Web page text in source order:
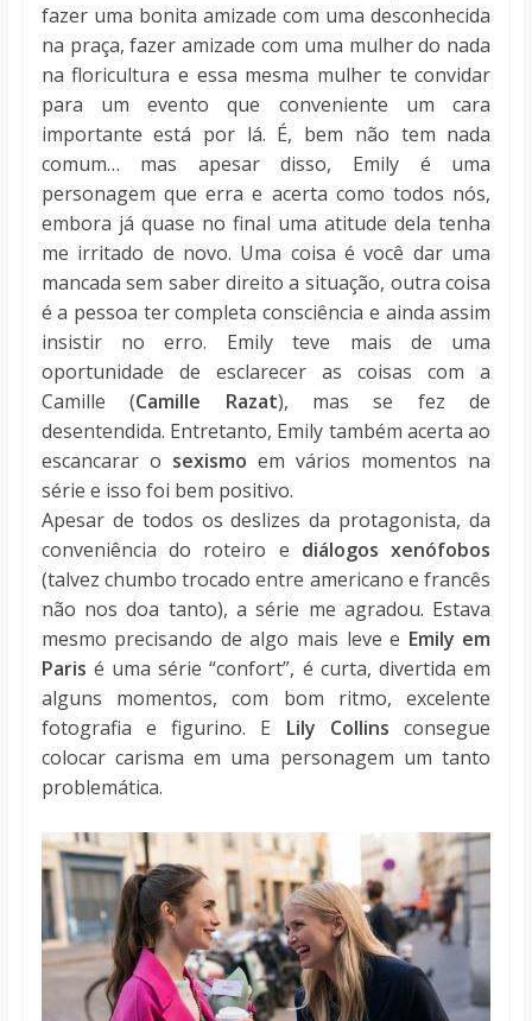
fazer uma bonita amizade com uma desconhecida
na praça, fazer amizade com uma mulher do nada
na floricultura e essa mesma mulher te convidar
para um evento que conveniente um cara
importante está por lá. É, bem não tem nada
comum… mas apesar disso, Emily é uma
personagem que erra e acerta como todos nós,
embora já quase no final uma atitude dela tenha
me irritado de novo. Uma coisa é você dar uma
mancada sem saber direito a situação, outra coisa
é a pessoa ter completa consciência e ainda assim
insistir no erro. Emily teve mais de uma
oportunidade de esclarecer as coisas com a
Camille (Camille Razat), mas se fez de
desentendida. Entretanto, Emily também acerta ao
escancarar o sexismo em vários momentos na
série e isso foi bem positivo.
Apesar de todos os deslizes da protagonista, da
conveniência do roteiro e diálogos xenófobos
(talvez chumbo trocado entre americano e francês
não nos doa tanto), a série me agradou. Estava
mesmo precisando de algo mais leve e Emily em
Paris é uma série “confort”, é curta, divertida em
alguns momentos, com bom ritmo, excelente
fotografia e figurino. E Lily Collins consegue
colocar carisma em uma personagem um tanto
problemática.